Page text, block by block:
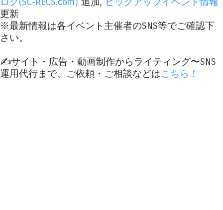
更新
※最新情報は各イベント主催者のSNS等でご確認下
さい。
✍️サイト・広告・動画制作からライティング〜SNS
運用代行まで、ご依頼・ご相談などはこちら！